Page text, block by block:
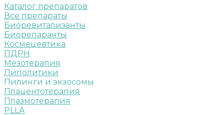
Каталог препаратов
Все препараты
Биоревитализанты
Биорепаранты
Космецевтика
ПДРН
Мезотерапия
Липолитики
Пилинги и экзосомы
Плацентотерапия
Плазмотерапия
PLLA